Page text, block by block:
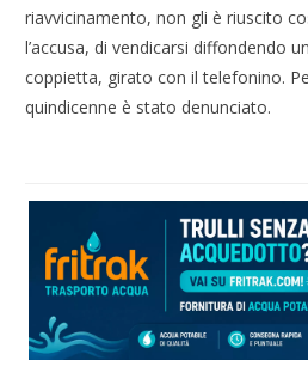
riavvicinamento, non gli è riuscito
l’accusa, di vendicarsi diffondendo
coppietta, girato con il telefonino.
quindicenne è stato denunciato.